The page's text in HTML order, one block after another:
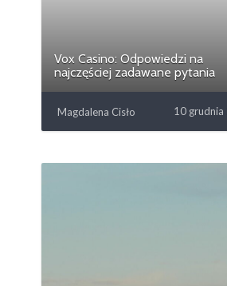
Vox Casino: Odpowiedzi na
najczęściej zadawane pytania
Magdalena Cisło 10 grudnia